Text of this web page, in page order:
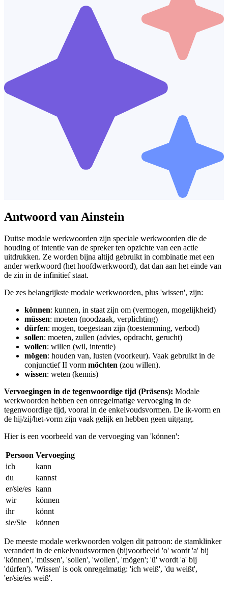
Antwoord van Ainstein
Duitse modale werkwoorden zijn speciale werkwoorden die de
houding of intentie van de spreker ten opzichte van een actie
uitdrukken. Ze worden bijna altijd gebruikt in combinatie met een
ander werkwoord (het hoofdwerkwoord), dat dan aan het einde van
de zin in de infinitief staat.
De zes belangrijkste modale werkwoorden, plus 'wissen', zijn:
können: kunnen, in staat zijn om (vermogen, mogelijkheid)
müssen: moeten (noodzaak, verplichting)
dürfen: mogen, toegestaan zijn (toestemming, verbod)
sollen: moeten, zullen (advies, opdracht, gerucht)
wollen: willen (wil, intentie)
mögen: houden van, lusten (voorkeur). Vaak gebruikt in de
conjunctief II vorm möchten (zou willen).
wissen: weten (kennis)
Vervoegingen in de tegenwoordige tijd (Präsens): Modale
werkwoorden hebben een onregelmatige vervoeging in de
tegenwoordige tijd, vooral in de enkelvoudsvormen. De ik-vorm en
de hij/zij/het-vorm zijn vaak gelijk en hebben geen uitgang.
Hier is een voorbeeld van de vervoeging van 'können':
Persoon Vervoeging
ich
kann
du
kannst
er/sie/es kann
wir
können
ihr
könnt
sie/Sie
können
De meeste modale werkwoorden volgen dit patroon: de stamklinker
verandert in de enkelvoudsvormen (bijvoorbeeld 'o' wordt 'a' bij
'können', 'müssen', 'sollen', 'wollen', 'mögen'; 'ü' wordt 'a' bij
'dürfen'). 'Wissen' is ook onregelmatig: 'ich weiß', 'du weißt',
'er/sie/es weiß'.